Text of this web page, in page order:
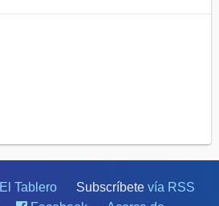
El Tablero Subscríbete vía RSS